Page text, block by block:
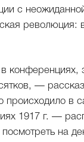
с
—
происходило
1917 г. —
на